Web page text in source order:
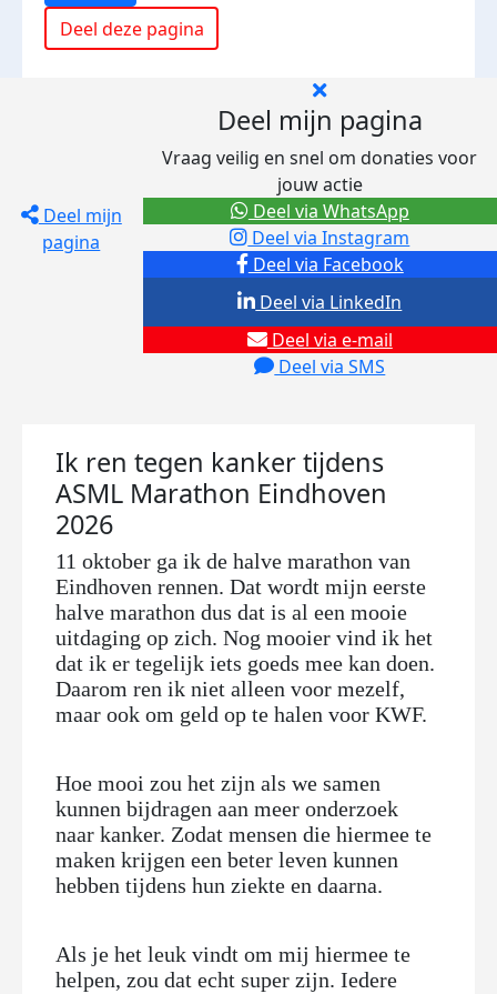
Deel deze pagina
Deel mijn
pagina
Deel mijn pagina
Vraag veilig en snel om donaties voor
jouw actie
Deel via Facebook
Deel via Instagram
Deel via e-mail
Deel via SMS
Deel via LinkedIn
Deel via WhatsApp
Ik ren tegen kanker tijdens
ASML Marathon Eindhoven
2026
11 oktober ga ik de halve marathon van
Eindhoven rennen. Dat wordt mijn eerste
halve marathon dus dat is al een mooie
uitdaging op zich. Nog mooier vind ik het
dat ik er tegelijk iets goeds mee kan doen.
Daarom ren ik niet alleen voor mezelf,
maar ook om geld op te halen voor KWF.
Hoe mooi zou het zijn als we samen
kunnen bijdragen aan meer onderzoek
naar kanker. Zodat mensen die hiermee te
maken krijgen een beter leven kunnen
hebben tijdens hun ziekte en daarna.
Als je het leuk vindt om mij hiermee te
helpen, zou dat echt super zijn. Iedere